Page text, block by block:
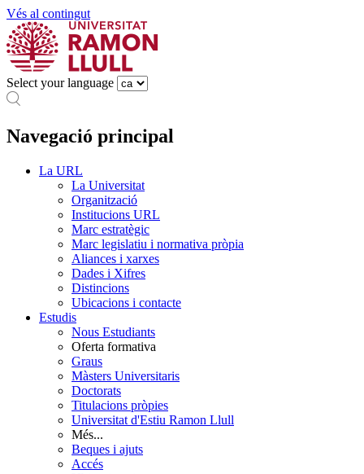
Vés al contingut
Select your language
Navegació principal
La URL
La Universitat
Organització
Institucions URL
Marc estratègic
Marc legislatiu i normativa pròpia
Aliances i xarxes
Dades i Xifres
Distincions
Ubicacions i contacte
Estudis
Nous Estudiants
Oferta formativa
Graus
Màsters Universitaris
Doctorats
Titulacions pròpies
Universitat d'Estiu Ramon Llull
Més...
Beques i ajuts
Accés